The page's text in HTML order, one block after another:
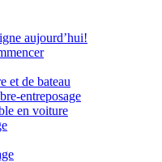
aujourd’hui!
et de bateau
entreposage
en voiture